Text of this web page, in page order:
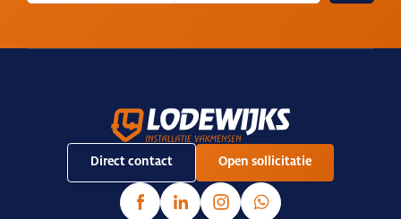
Direct contact Open sollicitatie